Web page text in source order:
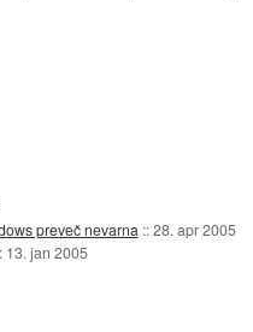
preveč nevarna ::28. apr 2005
13. jan 2005